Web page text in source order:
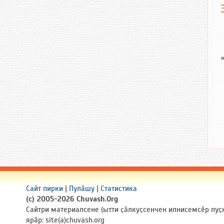
Сайт пирки | Пулӑшу | Статистика
(c) 2005-2026 Chuvash.Org
Сайтри материалсене (ытти ҫӑлкуҫсенчен илнисемсӗр
ярӑр: site(a)chuvash.org